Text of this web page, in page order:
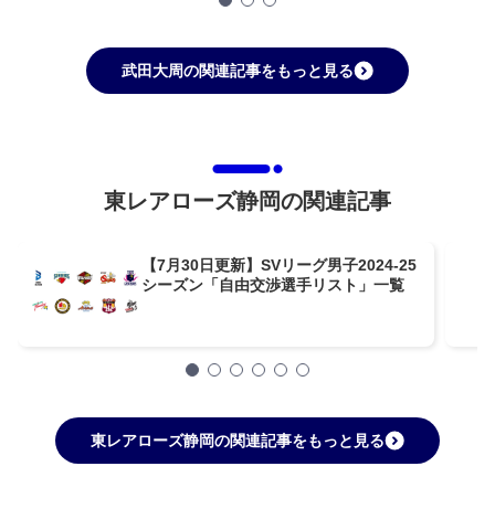
武田大周の関連記事をもっと見る
東レアローズ静岡の関連記事
【7月30日更新】SVリーグ男子2024-25
シーズン「自由交渉選手リスト」一覧
東レアローズ静岡の関連記事をもっと見る